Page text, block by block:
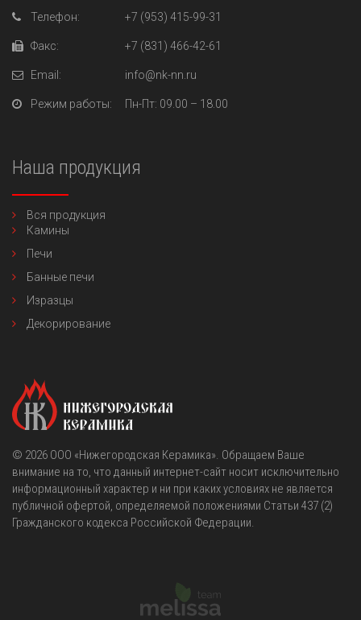
Телефон: +7 (953) 415-99-31
Факс: +7 (831) 466-42-61
Email: info@nk-nn.ru
Режим работы: Пн-Пт: 09.00 – 18.00
Наша продукция
Вся продукция
Камины
Печи
Банные печи
Изразцы
Декорирование
© 2026 OOO «Нижегородская Керамика». Обращаем Ваше
внимание на то, что данный интернет-сайт носит исключительно
информационный характер и ни при каких условиях не является
публичной офертой, определяемой положениями Статьи 437 (2)
Гражданского кодекса Российской Федерации.